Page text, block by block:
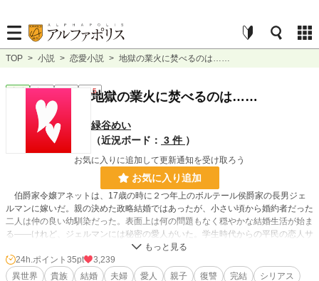
TOP > 小説 > 恋愛小説 > 地獄の業火に焚べるのは……
完結 短編 R15地獄の業火に焚べるのは……
緑谷めい
（近況ボード： 3 件 ）
お気に入りに追加して更新通知を受け取ろう
お気に入り追加
伯爵家令嬢アネットは、17歳の時に２つ年上のボルテール侯爵家の長男ジェ
ルマンに嫁いだ。親の決めた政略結婚ではあったが、小さい頃から婚約者だった
二人は仲の良い幼馴染だった。表面上は何の問題もなく穏やかな結婚生活が始ま
る――けれど、ジェルマンには秘密の愛人がいた。学生時代からの平民の恋人サ
ラとの関係が続いていたのである。
やがてアネットは男女の双子を出産した。「ディオン」と名付けられた男児は
ジェルマンそっくりで、「マドレーヌ」と名付けられた女児はアネットによく似
24h.ポイント 35pt
3,239
異世界
貴族 結婚 夫婦 愛人 親子 復讐 完結
シリアス